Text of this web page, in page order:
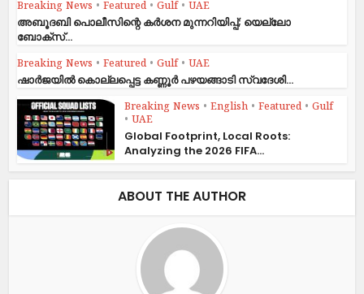
Breaking News • Featured • Gulf • UAE
അബൂദബി പൊലീസിന്റെ കർശന മുന്നറിയിപ്പ്; യെല്ലോ
ബോക്സ്...
Breaking News • Featured • Gulf • UAE
ഷാര്‍ജയില്‍ കൊല്ലപ്പെട്ട കണ്ണൂര്‍ പഴയങ്ങാടി സ്വദേശി...
Breaking News • English • Featured • Gulf
• UAE
Global Footprint, Local Roots:
Analyzing the 2026 FIFA...
ABOUT THE AUTHOR